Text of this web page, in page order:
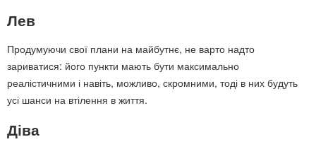
Лев
Продумуючи свої плани на майбутнє, не варто надто
зариватися: його пункти мають бути максимально
реалістичними і навіть, можливо, скромними, тоді в них будуть
усі шанси на втілення в життя.
Діва